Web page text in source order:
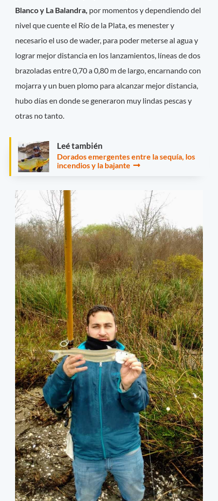
Blanco y La Balandra, por momentos y dependiendo del
nivel que cuente el Río de la Plata, es menester y
necesario el uso de wader, para poder meterse al agua y
lograr mejor distancia en los lanzamientos, líneas de dos
brazoladas entre 0,70 a 0,80 m de largo, encarnando con
mojarra y un buen plomo para alcanzar mejor distancia,
hubo días en donde se generaron muy lindas pescas y
otras no tanto.
Leé también
Dorados emergentes entre la sequía, los
incendios y la bajante